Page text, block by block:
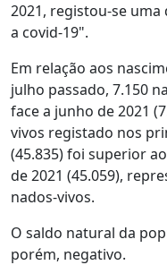
2021, registou-se
a covid-19".
Em relação aos
julho passado, 7.150
face a junho de 2021
vivos registado nos
(45.835) foi superior
de 2021 (45.059),
nados-vivos.
O saldo natural da
porém, negativo.